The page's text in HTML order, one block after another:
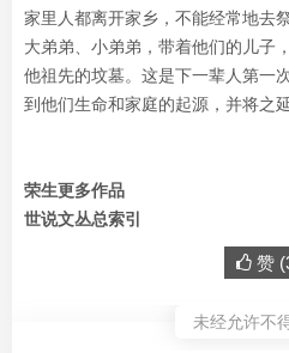
家里人都离开家乡，不能经常地去
大弟弟、小弟弟，带着他们的儿子
他祖先的坟墓。这是下一辈人第一
到他们生命和家庭的起源，并将之
荣生更多作品
世说文丛总索引
赞 (
未经允许不